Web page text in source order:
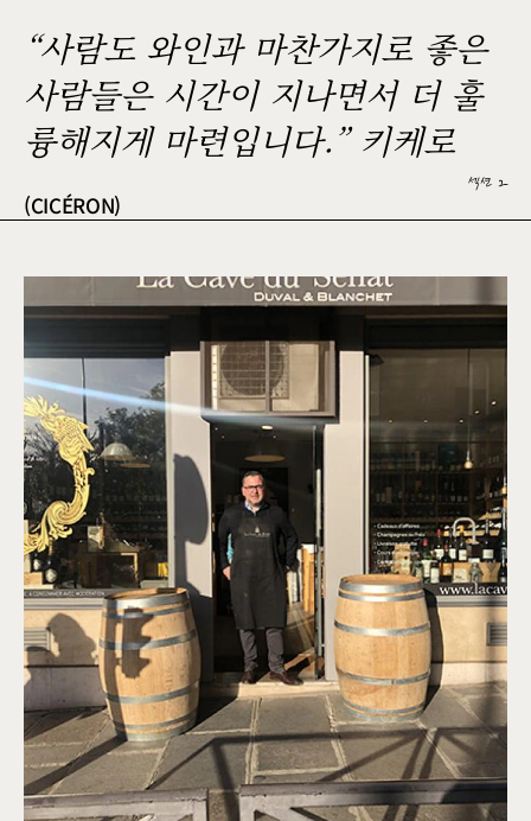
“사람도 와인과 마찬가지로 좋은
사람들은 시간이 지나면서 더 훌
륭해지게 마련입니다.” 키케로
(CICÉRON) 섹션 2